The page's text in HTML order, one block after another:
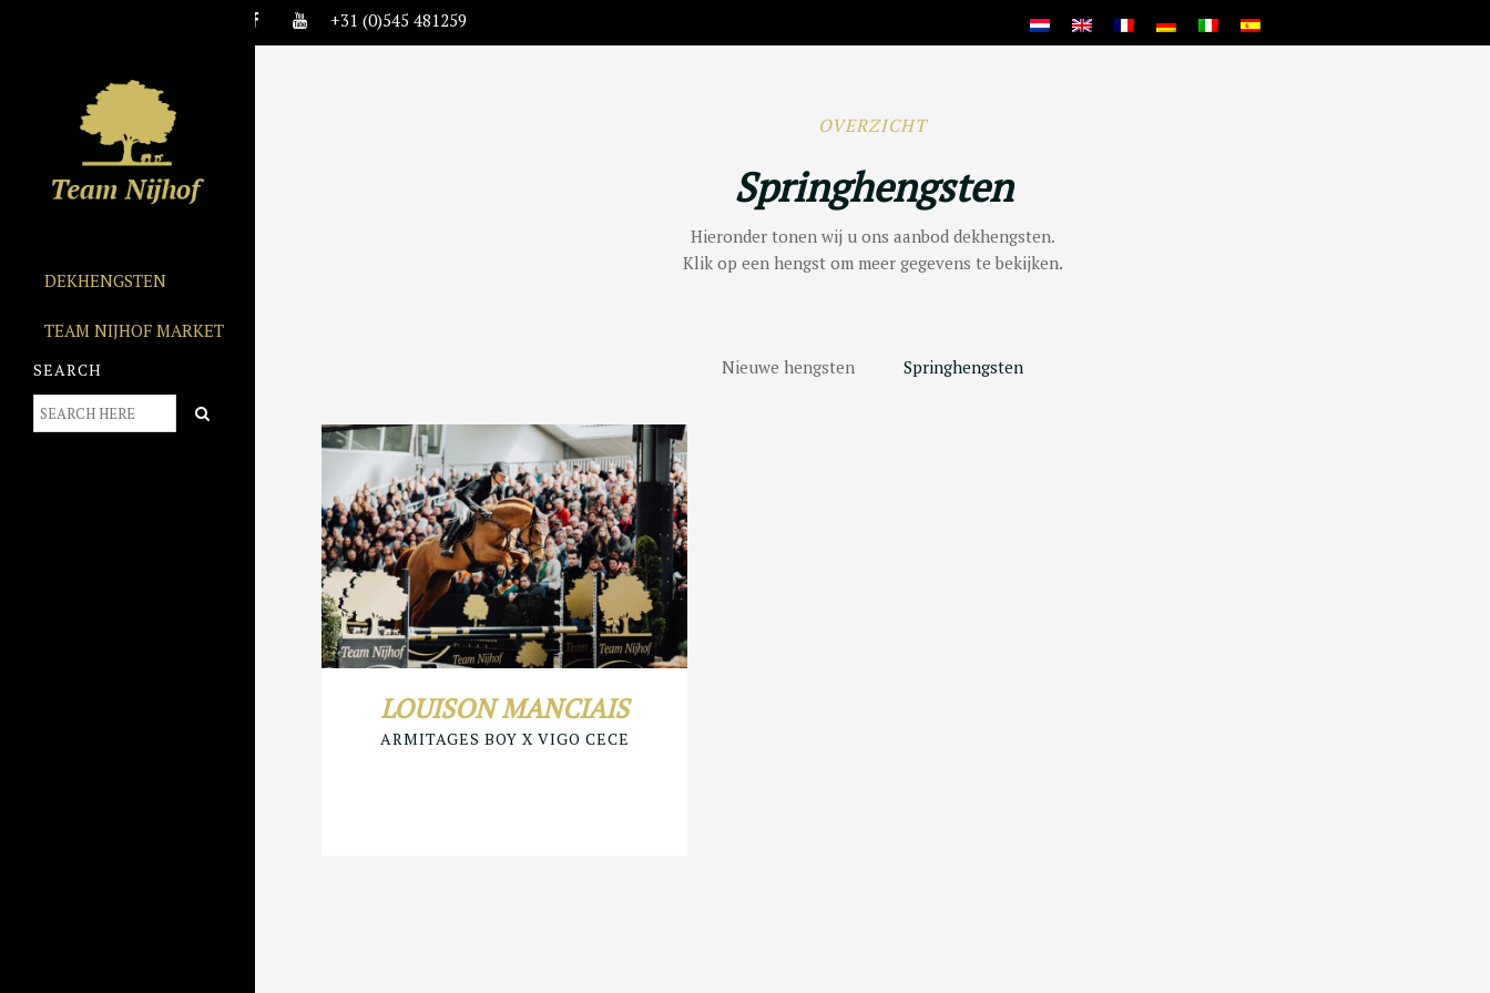
+31 (0)545 481259
DEKHENGSTEN
TEAM NIJHOF MARKET
SEARCH
OVERZICHT
Springhengsten
Hieronder tonen wij u ons aanbod dekhengsten.
Klik op een hengst om meer gegevens te bekijken.
Nieuwe hengsten Springhengsten
LOUISON MANCIAIS
ARMITAGES BOY X VIGO CECE